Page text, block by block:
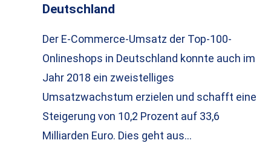
Deutschland
Der E-Commerce-Umsatz der Top-100-
Onlineshops in Deutschland konnte auch im
Jahr 2018 ein zweistelliges
Umsatzwachstum erzielen und schafft eine
Steigerung von 10,2 Prozent auf 33,6
Milliarden Euro. Dies geht aus…